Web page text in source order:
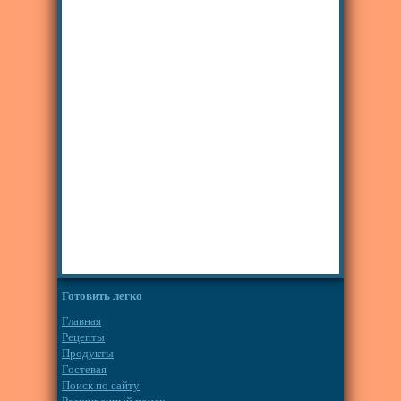
Готовить легко
Главная
Рецепты
Продукты
Гостевая
Поиск по сайту